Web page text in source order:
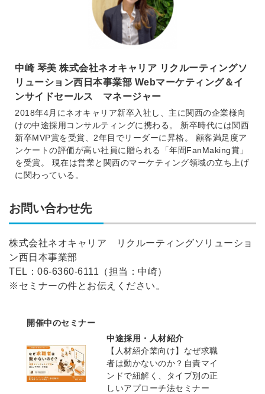
中崎 琴美 株式会社ネオキャリア リクルーティングソ
リューション西日本事業部 Webマーケティング＆イ
ンサイドセールス マネージャー
2018年4月にネオキャリア新卒入社し、主に関西の企業様向
けの中途採用コンサルティングに携わる。 新卒時代には関西
新卒MVP賞を受賞、2年目でリーダーに昇格。 顧客満足度ア
ンケートの評価が高い社員に贈られる「年間FanMaking賞」
を受賞。 現在は営業と関西のマーケティング領域の立ち上げ
に関わっている。
お問い合わせ先
株式会社ネオキャリア リクルーティングソリューショ
ン西日本事業部
TEL：06-6360-6111（担当：中崎）
※セミナーの件とお伝えください。
開催中のセミナー
中途採用・人材紹介
【人材紹介業向け】なぜ求職
者は動かないのか？自責マイ
ンドで紐解く、タイプ別の正
しいアプローチ法セミナー